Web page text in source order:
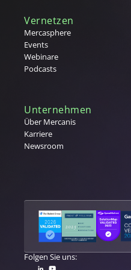
U
V
Vergabe
Warengruppe
Warengruppenmanagement
Warenwirtschaftssystem (WaWi)
X
Z
Vernetzen
Mercasphere
Events
Webinare
Podcasts
Unternehmen
Über Mercanis
Karriere
Newsroom
Folgen Sie uns: